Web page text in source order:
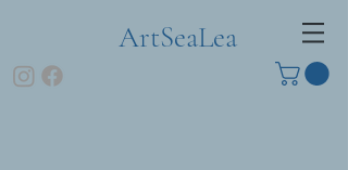
ArtSeaLea